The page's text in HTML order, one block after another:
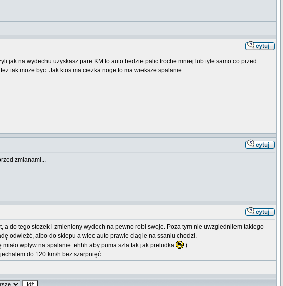
jak na wydechu uzyskasz pare KM to auto bedzie palic troche mniej lub tyle samo co przed
tak moze byc. Jak ktos ma ciezka noge to ma wieksze spalanie.
zmianami...
do tego stozek i zmieniony wydech na pewno robi swoje. Poza tym nie uwzglednilem takiego
odwieżć, albo do sklepu a wiec auto prawie ciagle na ssaniu chodzi.
wpływ na spalanie. ehhh aby puma szla tak jak preludka
)
do 120 km/h bez szarpnięć.